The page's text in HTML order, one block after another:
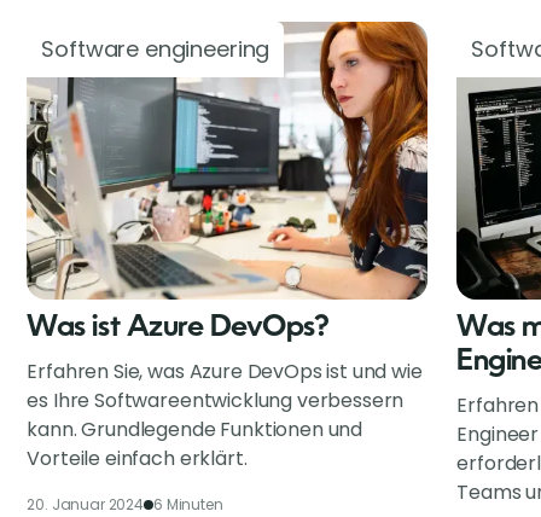
Software engineering
Was ist Azure DevOps?
Erfahren Sie, was Azure DevOps ist und wie
es Ihre Softwareentwicklung verbessern
kann. Grundlegende Funktionen und
Vorteile einfach erklärt.
20. Januar 2024 6 Minuten
Was
Teams